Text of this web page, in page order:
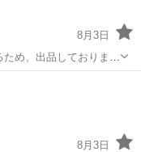
8月3日
れずです。
ル
8月3日